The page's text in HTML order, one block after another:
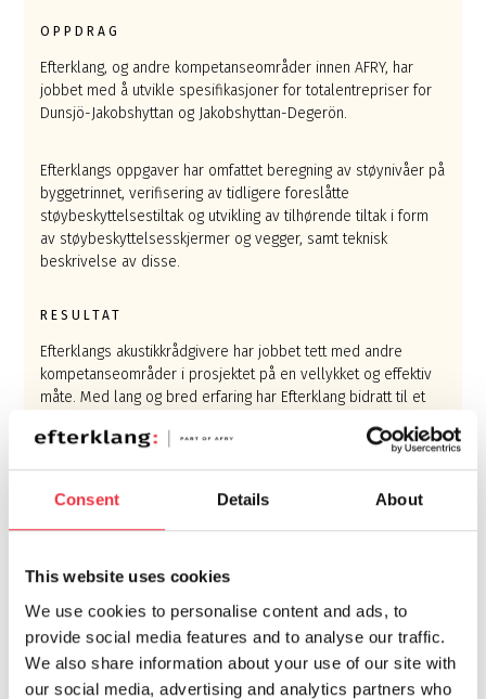
Consent Details About
This website uses cookies
We use cookies to personalise content and ads, to
provide social media features and to analyse our traffic.
We also share information about your use of our site with
our social media, advertising and analytics partners who
OPPDRAG
Efterklang, og andre kompetanseområder innen AFRY, har
jobbet med å utvikle spesifikasjoner for totalentrepriser for
Dunsjö-Jakobshyttan og Jakobshyttan-Degerön.
Efterklangs oppgaver har omfattet beregning av støynivåer på
byggetrinnet, verifisering av tidligere foreslåtte
støybeskyttelsestiltak og utvikling av tilhørende tiltak i form
av støybeskyttelsesskjermer og vegger, samt teknisk
beskrivelse av disse.
RESULTAT
Efterklangs akustikkrådgivere har jobbet tett med andre
kompetanseområder i prosjektet på en vellykket og effektiv
måte. Med lang og bred erfaring har Efterklang bidratt til et
jernbaneutvidelsen. Trafikverket har fått et omfattende
grunnlag for totalentreprisen.